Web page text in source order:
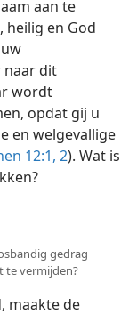
aan te
heilig en God
naar dit
wordt
opdat gij u
en welgevallige
12:1, 2). Wat is
gedrag
te vermijden?
maakte de